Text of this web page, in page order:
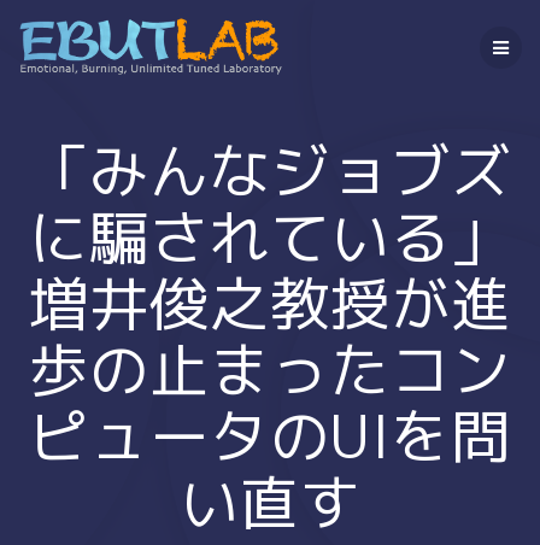
ン
テ
ス
キ
ッ
「みんなジョブズ
に騙されている」
増井俊之教授が進
歩の止まったコン
ピュータのUIを問
い直す